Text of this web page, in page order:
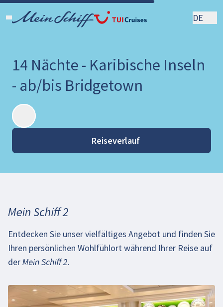
DE
14 Nächte - Karibische Inseln
- ab/bis Bridgetown
Reiseverlauf
Mein Schiff 2
Entdecken Sie unser vielfältiges Angebot und finden Sie
Ihren persönlichen Wohlfühlort während Ihrer Reise auf
derMein Schiff 2.